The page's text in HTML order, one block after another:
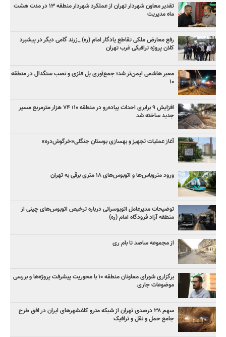
تقدیر معاون شهردار تهران از عملکرد شهردار منطقه ۱۳ در مدت هشت
ماه مدیریت
رفع معارض ملکی تقاطع یادگار امام (ره) _زرند گامی دیگر در پیشبرد
کلان پروژه‌ ترافیکی غرب تهران
معبر هاشمی ایمن‌تر شد؛ جمع‌آوری پل فلزی و نصب سنگدال در منطقه
۱۰
افزایش ۹ برابری احداث پیاده‌رو در منطقه ۱۰؛ ۷۴ هزار مترمربع مسیر
جدید ساخته شد
آغاز عملیات تجهیز و بهسازی بوستان جنگلی«خرگوش‌دره»
ورود متروباس‌ها و اتوبوس‌های ۱۸ متری برقی به تهران
توضیحات مدیرعامل اتوبوسرانی درباره ترخیص اتوبوس‌های چینی از
منطقه آزاد فرودگاه امام (ره)
از مجموعه ساصد تا بام ری
برگزاری شورای معاونان منطقه ۱۰ با محوریت پیشرفت پروژه‌ها و بررسی
موضوعات جاری
سهم ۳۸ درصدی تهران از شبکه مترو کلانشهرهای ایران در افق طرح
جامع حمل و نقل و ترافیک